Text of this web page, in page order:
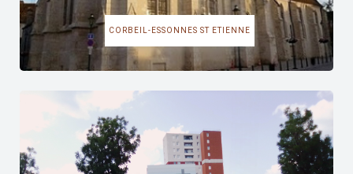
CORBEIL-ESSONNES ST ETIENNE